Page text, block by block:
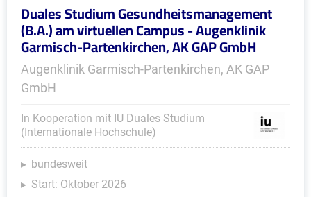
Duales Studium Gesundheitsmanagement
(B.A.) am virtuellen Campus - Augenklinik
Garmisch-Partenkirchen, AK GAP GmbH
Augenklinik Garmisch-Partenkirchen, AK GAP
GmbH
In Kooperation mit IU Duales Studium
(Internationale Hochschule)
bundesweit
Start: Oktober 2026